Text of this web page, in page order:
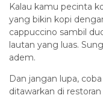
Kalau kamu pecinta
yang bikin kopi
cappuccino sambil
lautan yang luas.
adem.
Dan jangan lupa,
ditawarkan di